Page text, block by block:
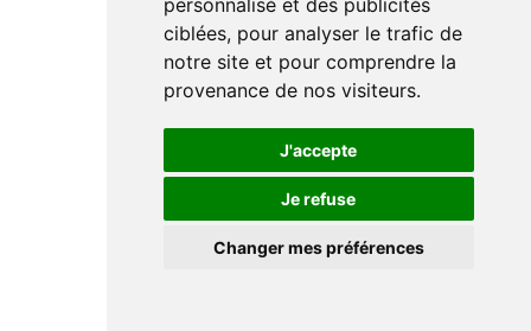
personnalisé et des publicités
ciblées, pour analyser le trafic de
notre site et pour comprendre la
provenance de nos visiteurs.
J'accepte
Je refuse
Changer mes préférences